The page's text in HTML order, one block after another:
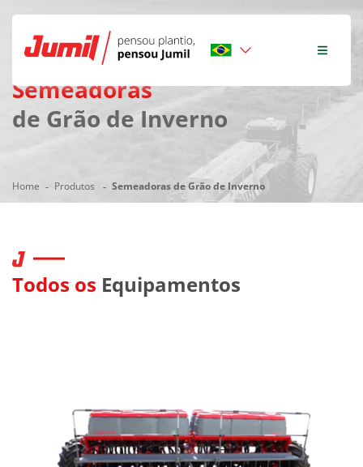
Semeadoras
de Grão de Inverno
Home Produtos Semeadoras de Grão de Inverno
Todos os Equipamentos